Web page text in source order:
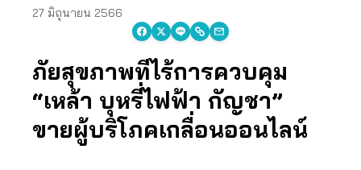
27 มิถุนายน 2566
ภัยสุขภาพที่ไร้การควบคุม
“เหล้า บุหรี่ไฟฟ้า กัญชา”
ขายผู้บริโภคเกลื่อนออนไลน์